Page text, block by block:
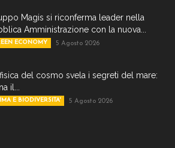
Magis si riconferma leader nella
Amministrazione con la nuova...
ECONOMY 5 Agosto 2026
fisica del cosmo svela i segreti del mare:
il...
E BIODIVERSITA' 5 Agosto 2026